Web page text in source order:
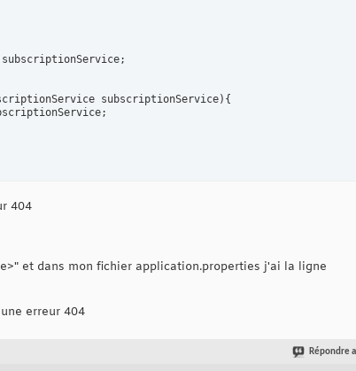
subscriptionService) {
404
et dans mon fichier application.properties j'ai la ligne
erreur 404
Répondre